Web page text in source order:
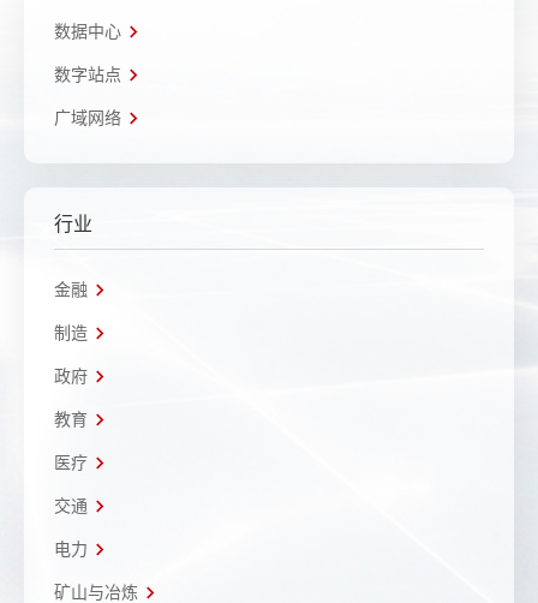
数据中心
数字站点
广域网络
行业
金融
制造
政府
教育
医疗
交通
电力
矿山与冶炼